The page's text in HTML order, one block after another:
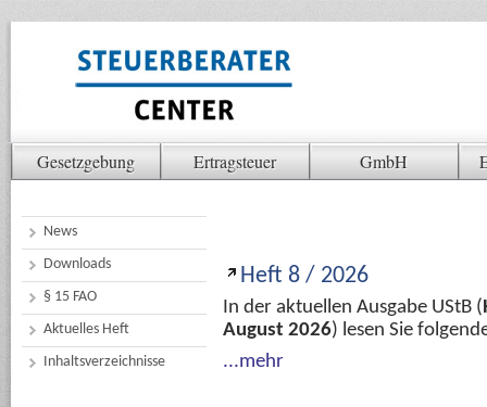
Gesetzgebung Ertragsteuer GmbH
News
Downloads
§ 15 FAO
Aktuelles Heft
Inhaltsverzeichnisse
Heft 8 / 2026
In der aktuellen Ausgabe UStB (
August 2026) lesen Sie
...mehr